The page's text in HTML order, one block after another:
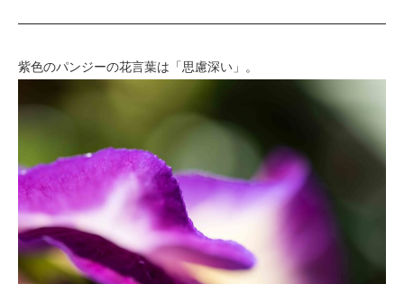
紫色のパンジーの花言葉は「思慮深い」。